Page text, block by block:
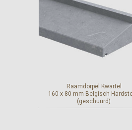
Raamdorpel Kwartel
160 x 80 mm Belgisch
(geschuurd)